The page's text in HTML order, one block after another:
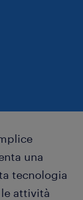
una
tecnologia
attività